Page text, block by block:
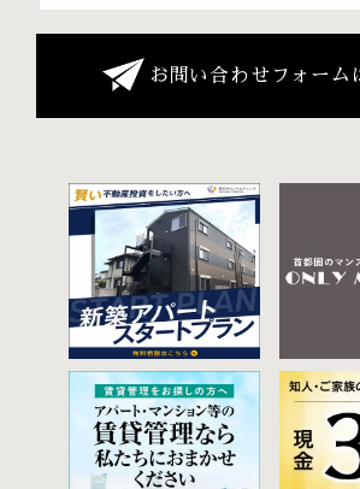
お問い合わせフォーム